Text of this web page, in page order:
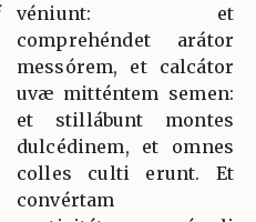
véniunt: et
comprehéndet arátor
messórem, et calcátor
uvæ mitténtem semen:
et stillábunt montes
dulcédinem, et omnes
colles culti erunt. Et
convértam